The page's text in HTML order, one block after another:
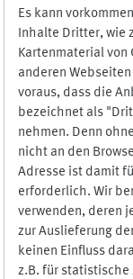
Es kann
Inhalte Dritter, wie
Kartenmaterial von
anderen
voraus, dass die
bezeichnet als
nehmen. Denn
nicht an den
Adresse ist damit
erforderlich. Wir
verwenden, deren
zur Auslieferung
keinen Einfluss
z.B. für statistische